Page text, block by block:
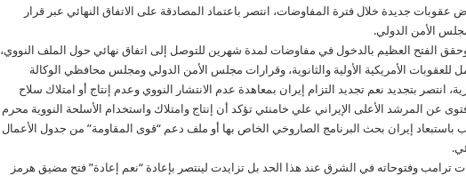
عقوبات جديدة خلال فترة المفاوضات، انتصر باعتماد المصادقة على الاتفاق النهائي عبر قرار
الأمن الدولي.
الفتح العظيم بالدخول في مفاوضات لمدة شهرين للتوصل إلى اتفاق نهائي حول الملف النووي،
الأمريكية الأولية والثانوية، وقرارات مجلس الأمن الدولي ومجلس محافظي الوكالة
انتصر بتجديد نعم تجديد التزام إيران بمعاهدة عدم الانتشار النووي وعدم إنتاج أو امتلاك سلاح
عن المرشد الأعلى الإيراني علي خامنئي تؤكد أن إنتاج وامتلاك واستخدام الأسلحة النووية محرم
باستبعاد إيران بحث البرنامج الصاروخي الخاص بها أو ملف دعم “قوى المقاومة” من جدول الأعمال
ترامب وفتوحاته في الشرق عند هذا الحد بل تزايدت لينتصر بإعادة “نعم إعادة” فتح مضيق هرمز